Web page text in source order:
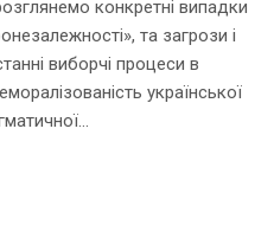
конкретні випадки
та загрози і
виборчі процеси в
української